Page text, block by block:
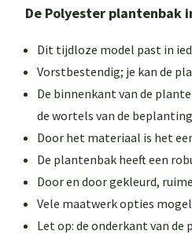
De Polyester plantenbak
Dit tijdloze model past in
Vorstbestendig; je kan de
De binnenkant van de
de wortels van de beplanting
Door het materiaal is het
De plantenbak heeft een
Door en door gekleurd,
Vele maatwerk opties
Let op: de onderkant van